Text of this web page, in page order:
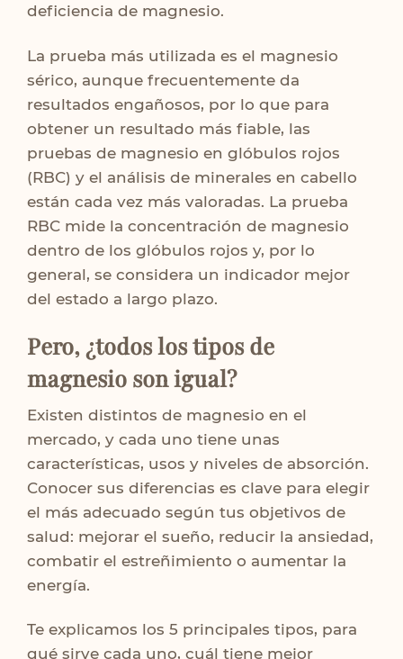
deficiencia de magnesio.
La prueba más utilizada es el magnesio
sérico, aunque frecuentemente da
resultados engañosos, por lo que para
obtener un resultado más fiable, las
pruebas de magnesio en glóbulos rojos
(RBC) y el análisis de minerales en cabello
están cada vez más valoradas. La prueba
RBC mide la concentración de magnesio
dentro de los glóbulos rojos y, por lo
general, se considera un indicador mejor
del estado a largo plazo.
Pero, ¿todos los tipos de
magnesio son igual?
Existen distintos de magnesio en el
mercado, y cada uno tiene unas
características, usos y niveles de absorción.
Conocer sus diferencias es clave para elegir
el más adecuado según tus objetivos de
salud: mejorar el sueño, reducir la ansiedad,
combatir el estreñimiento o aumentar la
energía.
Te explicamos los 5 principales tipos, para
qué sirve cada uno, cuál tiene mejor